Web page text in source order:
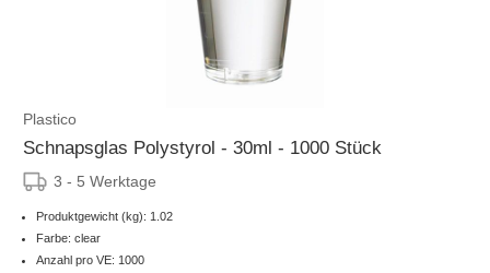
Plastico
Schnapsglas Polystyrol - 30ml - 1000 Stück
3 - 5 Werktage
Produktgewicht (kg): 1.02
Farbe: clear
Anzahl pro VE: 1000